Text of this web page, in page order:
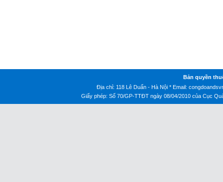
Bản quyền
Địa chỉ: 118 Lê Duẩn - Hà Nội * Email:
Giấy phép: Số 70/GP-TTĐT ngày 08/04/2010 của Cục